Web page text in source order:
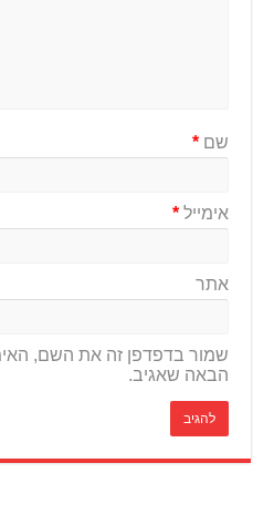
שם*
אימייל*
אתר
שמור בדפדפן זה את השם,
הבאה שאגיב.